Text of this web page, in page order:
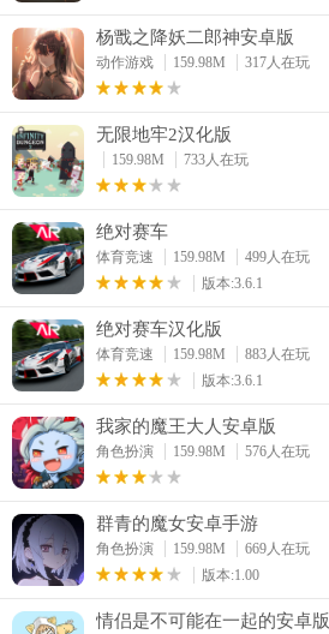
杨戬之降妖二郎神安卓版
动作游戏 159.98M
317人在玩
无限地牢2汉化版
159.98M
733人在玩
绝对赛车
体育竞速 159.98M
499人在玩
版本:3.6.1
绝对赛车汉化版
体育竞速 159.98M
883人在玩
版本:3.6.1
我家的魔王大人安卓版
角色扮演 159.98M
576人在玩
群青的魔女安卓手游
角色扮演 159.98M
669人在玩
版本:1.00
情侣是不可能在一起的安卓版